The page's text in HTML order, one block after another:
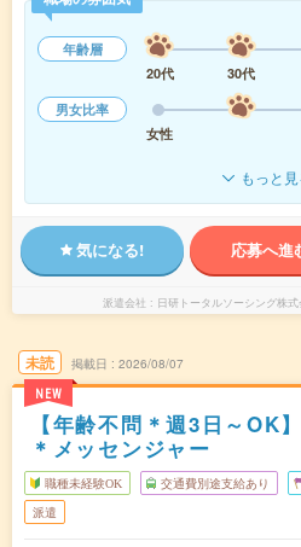
年齢層
20代
30代
男女比率
女性
もっと
気になる! 応募へ進
派遣会社 日研トータルソーシング株
未読
NEW
掲載日 2026/08/07
【年齢不問＊週3日～OK
＊メッセンジャー
職種未経験OK 交通費別途支給あり
派遣